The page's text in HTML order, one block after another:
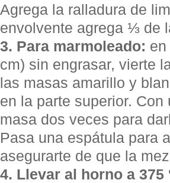
Agrega la ralladura de
envolvente agrega ⅓ de
3. Para marmoleado:
cm) sin engrasar, vierte
las masas amarillo y
en la parte superior.
masa dos veces para
Pasa una espátula para
asegurarte de que la
4. Llevar al horno a 375